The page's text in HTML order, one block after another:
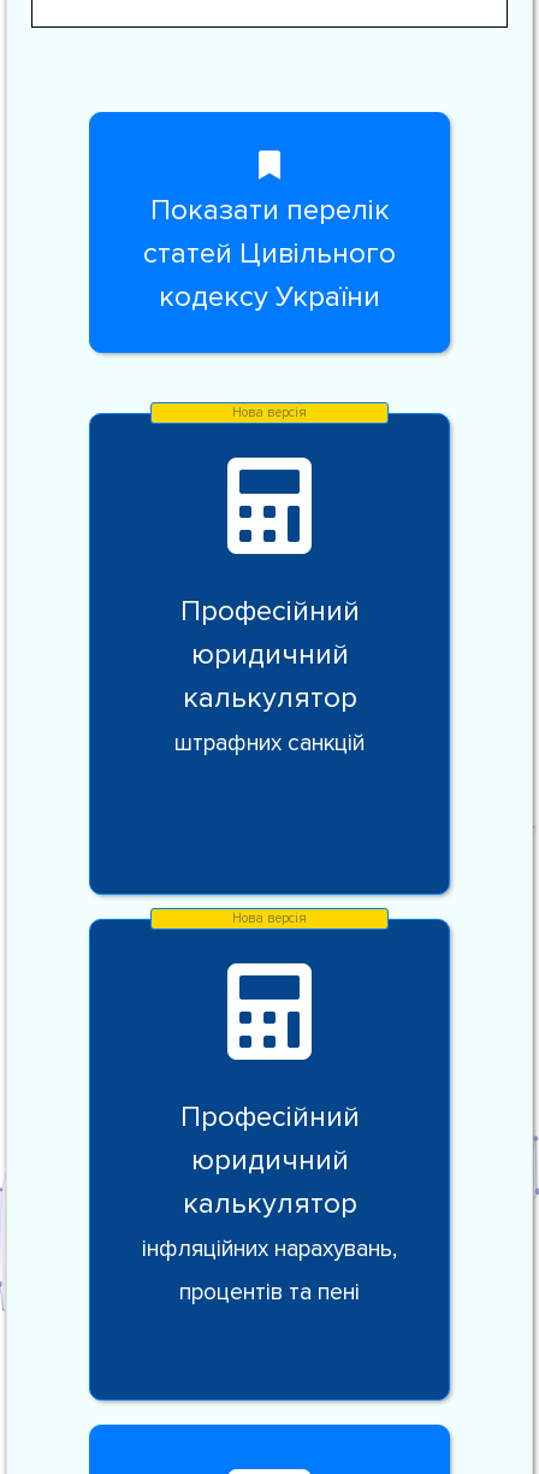
Показати перелік
статей Цивільного
кодексу України
Професійний
юридичний
калькулятор
штрафних санкцій
Професійний
юридичний
калькулятор
інфляційних нарахувань,
процентів та пені